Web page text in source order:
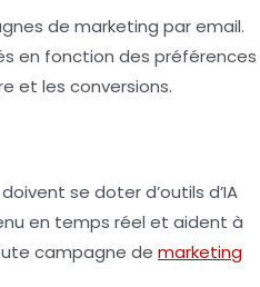
de marketing par email.
en fonction des préférences
et les conversions.
se doter d’outils d’IA
en temps réel et aident à
campagne de marketing